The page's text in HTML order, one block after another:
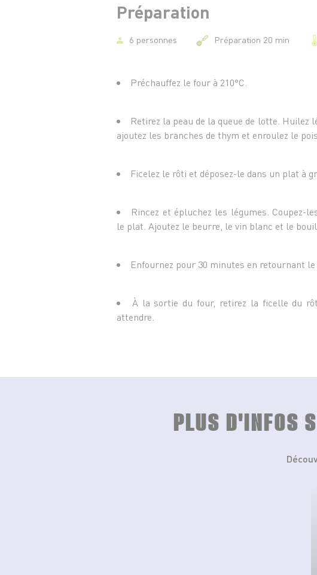
Préparation
6 personnes Préparation 20 min
Préchauffez le four à 210°C.
Retirez la peau de la queue de lotte. Huilez
ajoutez les branches de thym et enroulez le
Ficelez le rôti et déposez-le dans un plat à
Rincez et épluchez les légumes. Coupez-
le plat. Ajoutez le beurre, le vin blanc et le
Enfournez pour 30 minutes en retournant
À la sortie du four, retirez la ficelle du
attendre.
PLUS D'INFOS